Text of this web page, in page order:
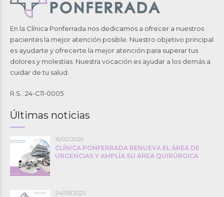
En la Clínica Ponferrada nos dedicamos a ofrecer a nuestros
pacientes la mejor atención posible. Nuestro objetivo principal
es ayudarte y ofrecerte la mejor atención para superar tus
dolores y molestias. Nuestra vocación es ayudar a los demás a
cuidar de tu salud.
R.S.: 24-C11-0005
Últimas noticias
16/02/2026
CLÍNICA PONFERRADA RENUEVA EL ÁREA DE
URGENCIAS Y AMPLÍA SU ÁREA QUIRÚRGICA
24/09/2025